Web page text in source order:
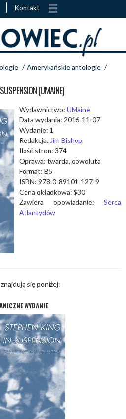
Kontakt
/ Amerykańskie antologie /
(UMAINE)
Wydawnictwo: UMaine
Data wydania: 2016-11-07
Wydanie: 1
Redakcja: Jim Bishop
Ilość stron: 374
Oprawa: twarda, obwoluta
Format: B5
ISBN: 978-0-89101-127-9
Cena okładkowa: $30
Zawiera opowiadanie: Serca
Atlantydów
się poniżej:
WYDANIE